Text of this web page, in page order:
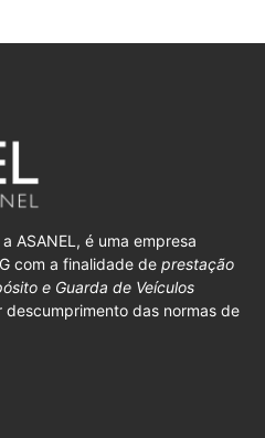
ASANEL, é uma empresa
com a finalidade de prestação
e Guarda de Veículos
descumprimento das normas de